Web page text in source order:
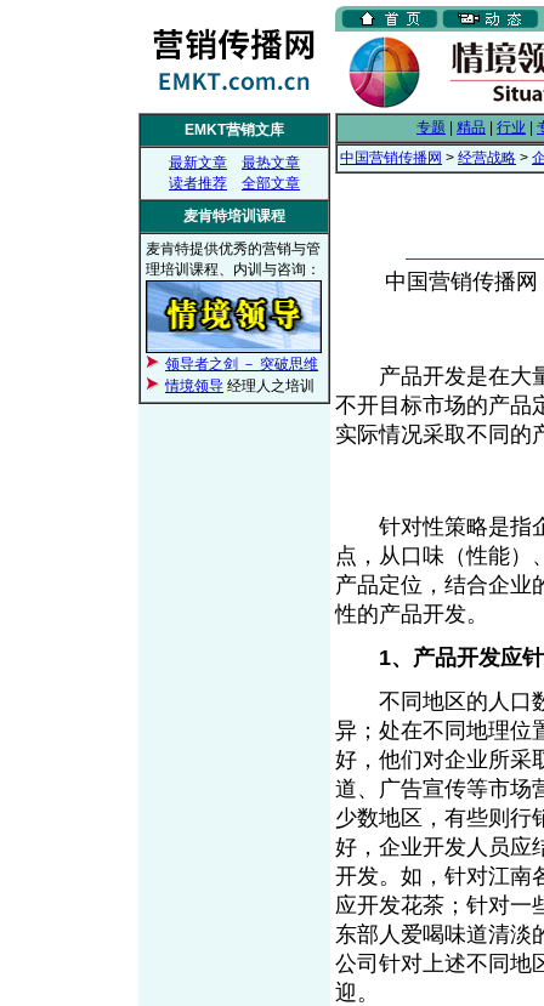
EMKT营销文库
最新文章
最热文章
读者推荐
全部文章
麦肯特培训课程
麦肯特提供优秀的营销与管
理培训课程、内训与咨询：
领导者之剑 － 突破思维
情境领导 经理人之培训
专题 精品 行业
中国营销传播网 > 经营战略 >
中国营销传播
产品开发是在大量
不开目标市场的产品
实际情况采取不同的
针对性策略是指企
点，从口味（性能）
产品定位，结合企业
性的产品开发。
1、产品开发应
不同地区的人口数
异；处在不同地理位
好，他们对企业所采
道、广告宣传等市场
少数地区，有些则行
好，企业开发人员应
开发。如，针对江南
应开发花茶；针对一
东部人爱喝味道清淡
公司针对上述不同地
迎。